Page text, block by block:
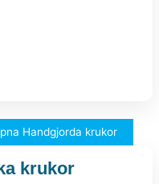
Handgjorda krukor
krukor